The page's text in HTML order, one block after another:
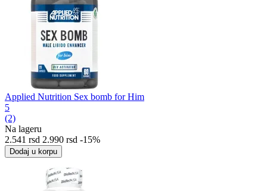
Applied Nutrition Sex bomb for Him
5
(2)
Na lageru
2.541 rsd 2.990 rsd -15%
Dodaj u korpu